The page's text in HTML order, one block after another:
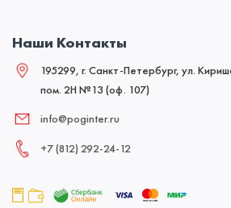
Наши Контакты
195299, г. Санкт-Петербург, ул.
пом. 2Н №13 (оф. 107)
info@poginter.ru
+7 (812) 292‑24‑12